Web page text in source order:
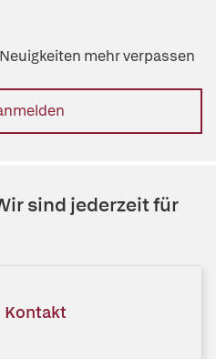
mehr verpassen
sind jederzeit für
Kontakt